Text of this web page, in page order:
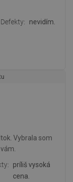
Defekty nevidím.
Vybrala som
príliš vysoká
cena.